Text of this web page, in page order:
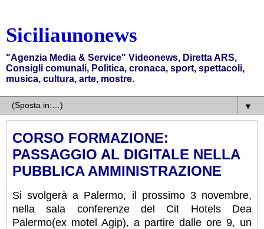
Siciliaunonews
"Agenzia Media & Service" Videonews, Diretta ARS,
Consigli comunali, Politica, cronaca, sport, spettacoli,
musica, cultura, arte, mostre.
▼
CORSO FORMAZIONE:
PASSAGGIO AL DIGITALE NELLA
PUBBLICA AMMINISTRAZIONE
Si svolgerà a Palermo, il prossimo 3 novembre,
nella sala conferenze del Cit Hotels Dea
Palermo(ex motel Agip), a partire dalle ore 9, un